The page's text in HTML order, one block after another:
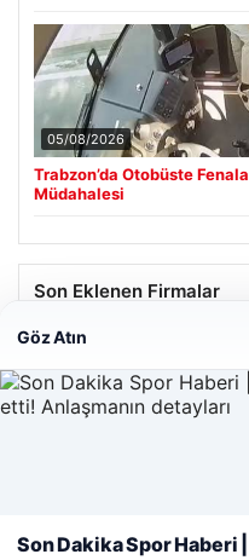
05/08/2026
Trabzon’da Otobüste
Müdahalesi
Son Eklenen Firmalar
Web sitemizi nasıl
kullanıyoruz.Çerez
Göz Atın
Son Dakika Spor